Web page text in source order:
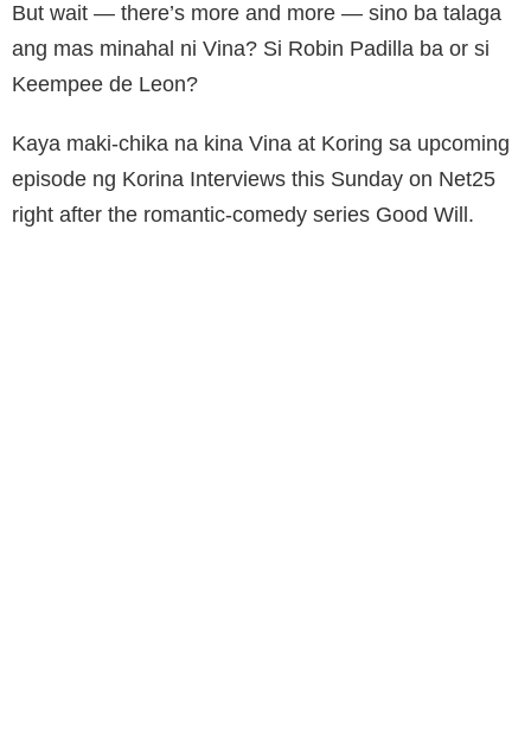
But wait — there’s more and more — sino ba talaga
ang mas minahal ni Vina? Si Robin Padilla ba or si
Keempee de Leon?
Kaya maki-chika na kina Vina at Koring sa upcoming
episode ng Korina Interviews this Sunday on Net25
right after the romantic-comedy series Good Will.